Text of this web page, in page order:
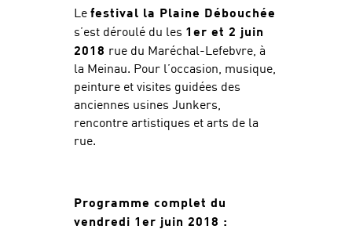
Lefestival la Plaine Débouchée
s’est déroulé du les 1er et 2 juin
2018 rue du Maréchal-Lefebvre, à
la Meinau. Pour l’occasion, musique,
peinture et visites guidées des
anciennes usines Junkers,
rencontre artistiques et arts de la
rue.
Programme complet du
vendredi 1er juin 2018 :